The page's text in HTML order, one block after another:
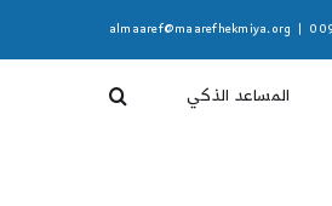
almaaref@maarefhekmiya.org
المساعد الذكي